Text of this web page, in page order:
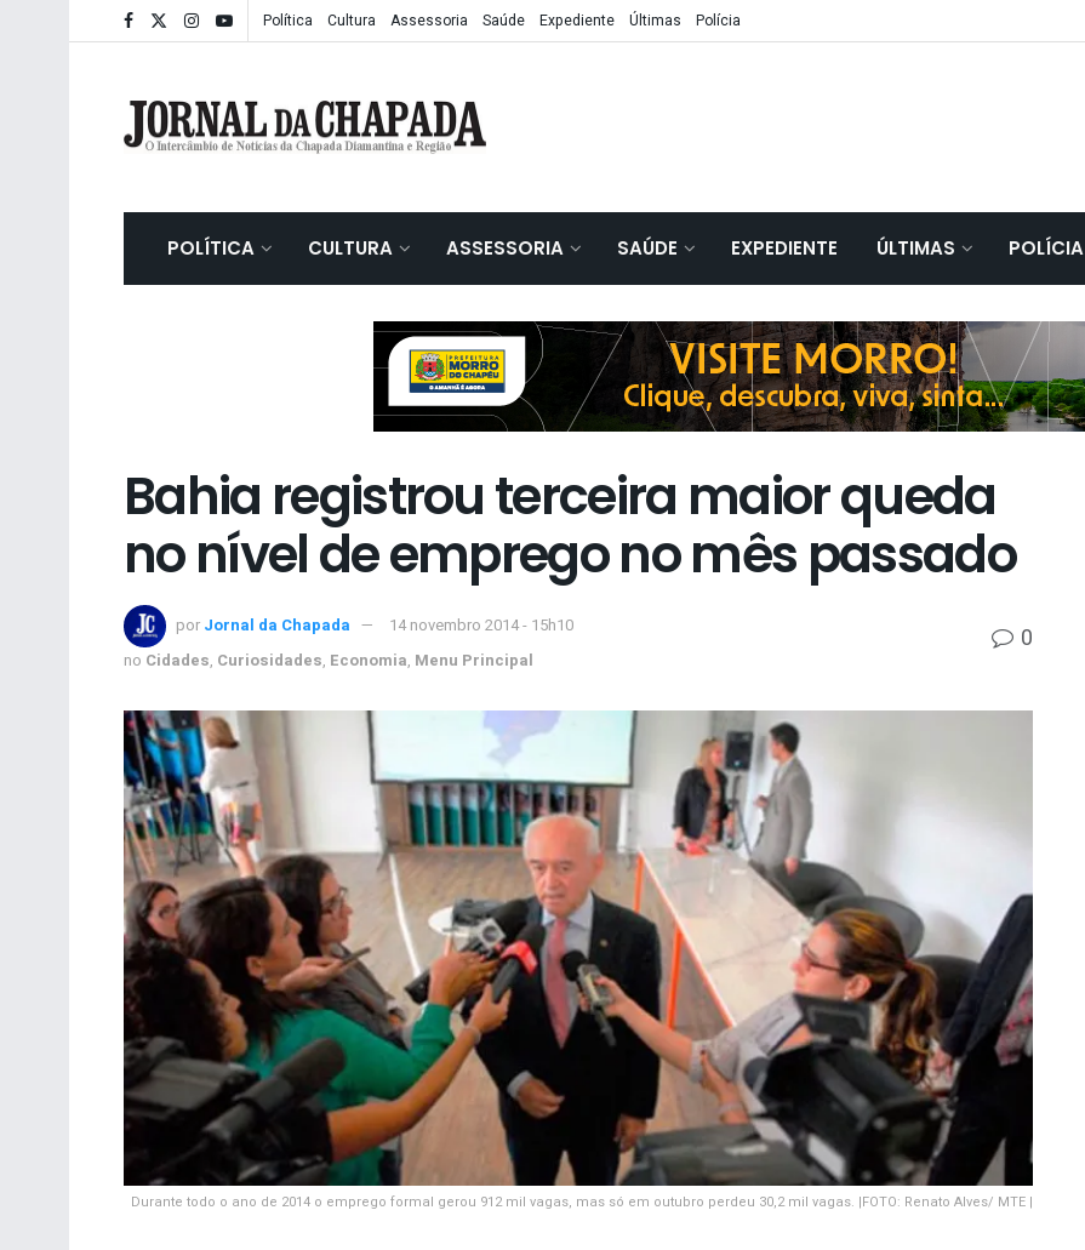
Política Cultura Assessoria Saúde Expediente Últimas Polícia
POLÍTICA CULTURA ASSESSORIA SAÚDE EXPEDIENTE ÚLTIMAS POLÍCIA
Bahia registrou terceira maior queda
no nível de emprego no mês passado
por Jornal da Chapada
14 novembro 2014 - 15h10
no Cidades, Curiosidades, Economia, Menu Principal
0
Durante todo o ano de 2014 o emprego formal gerou 912 mil vagas, mas só em outubro perdeu 30,2 mil vagas. |FOTO: Renato Alves/ MTE |